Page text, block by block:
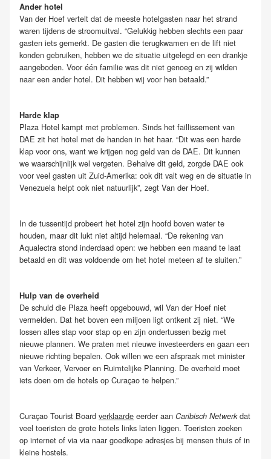
Ander hotel
Van der Hoef vertelt dat de meeste hotelgasten naar het strand
waren tijdens de stroomuitval. “Gelukkig hebben slechts een paar
gasten iets gemerkt. De gasten die terugkwamen en de lift niet
konden gebruiken, hebben we de situatie uitgelegd en een drankje
aangeboden. Voor één familie was dit niet genoeg en zij wilden
naar een ander hotel. Dit hebben wij voor hen betaald.”
Harde klap
Plaza Hotel kampt met problemen. Sinds het faillissement van
DAE zit het hotel met de handen in het haar. “Dit was een harde
klap voor ons, want we krijgen nog geld van de DAE. Dit kunnen
we waarschijnlijk wel vergeten. Behalve dit geld, zorgde DAE ook
voor veel gasten uit Zuid-Amerika: ook dit valt weg en de situatie in
Venezuela helpt ook niet natuurlijk”, zegt Van der Hoef.
In de tussentijd probeert het hotel zijn hoofd boven water te
houden, maar dit lukt niet altijd helemaal. “De rekening van
Aqualectra stond inderdaad open: we hebben een maand te laat
betaald en dit was voldoende om het hotel meteen af te sluiten.”
Hulp van de overheid
De schuld die Plaza heeft opgebouwd, wil Van der Hoef niet
vermelden. Dat het boven een miljoen ligt ontkent zij niet. “We
lossen alles stap voor stap op en zijn ondertussen bezig met
nieuwe plannen. We praten met nieuwe investeerders en gaan een
nieuwe richting bepalen. Ook willen we een afspraak met minister
van Verkeer, Vervoer en Ruimtelijke Planning. De overheid moet
iets doen om de hotels op Curaçao te helpen.”
Curaçao Tourist Board verklaarde eerder aan Caribisch Netwerkdat
veel toeristen de grote hotels links laten liggen. Toeristen zoeken
op internet of via via naar goedkope adresjes bij mensen thuis of in
kleine hostels.